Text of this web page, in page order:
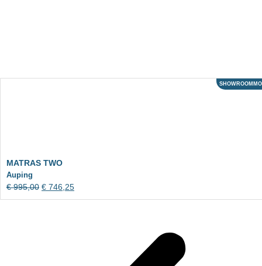
MATRAS TWO
Auping
€995,00 € 746,25